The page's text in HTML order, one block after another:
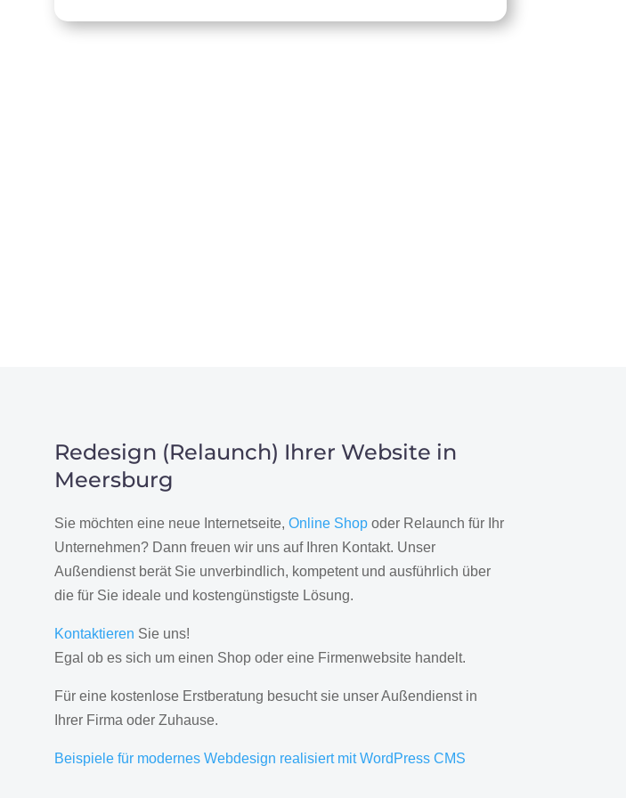
Redesign (Relaunch) Ihrer Website in
Meersburg
Sie möchten eine neue Internetseite, Online Shopoder Relaunch für Ihr
Unternehmen? Dann freuen wir uns auf Ihren Kontakt. Unser
Außendienst berät Sie unverbindlich, kompetent und ausführlich über
die für Sie ideale und kostengünstigste Lösung.
Kontaktieren Sie uns!
Egal ob es sich um einen Shop oder eine Firmenwebsite handelt.
Für eine kostenlose Erstberatung besucht sie unser Außendienst in
Ihrer Firma oder Zuhause.
Beispiele für modernes Webdesign realisiert mit WordPress CMS